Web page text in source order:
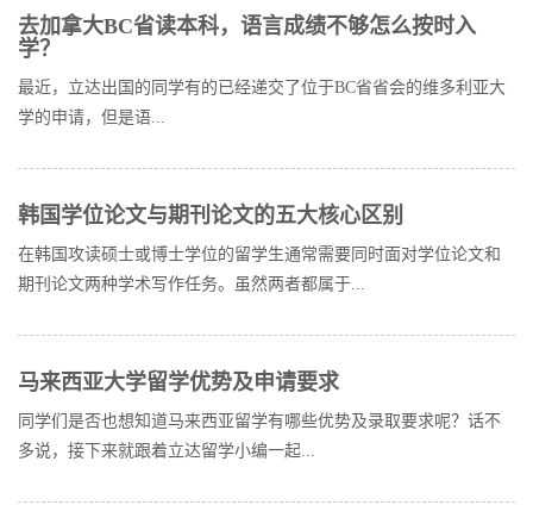
去加拿大BC省读本科，语言成绩不够怎么按时入
学？
最近，立达出国的同学有的已经递交了位于BC省省会的维多利亚大
学的申请，但是语...
韩国学位论文与期刊论文的五大核心区别
在韩国攻读硕士或博士学位的留学生通常需要同时面对学位论文和
期刊论文两种学术写作任务。虽然两者都属于...
马来西亚大学留学优势及申请要求
同学们是否也想知道马来西亚留学有哪些优势及录取要求呢？话不
多说，接下来就跟着立达留学小编一起...